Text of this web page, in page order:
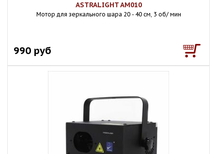
ASTRALIGHT AM010
Мотор для зеркального шара 20 - 40 см, 3 об/ мин
990 руб